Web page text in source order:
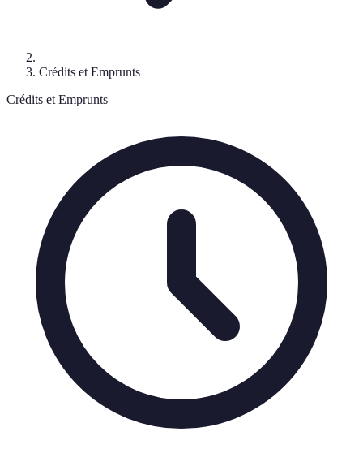
Crédits et Emprunts
Crédits et Emprunts